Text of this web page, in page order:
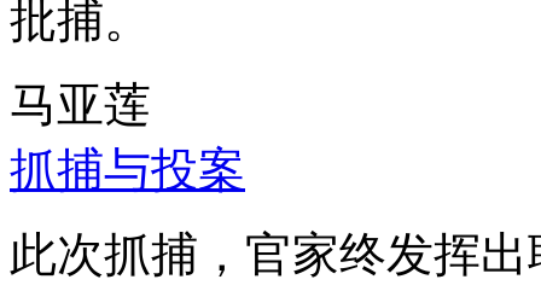
批捕。
马亚莲
抓捕与投案
此次抓捕，官家终发挥